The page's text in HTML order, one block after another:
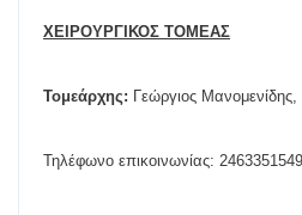
ΧΕΙΡΟΥΡΓΙΚΟΣ ΤΟΜΕΑΣ
Τομεάρχης: Γεώργιος
Τηλέφωνο επικοινωνίας: 2463351549